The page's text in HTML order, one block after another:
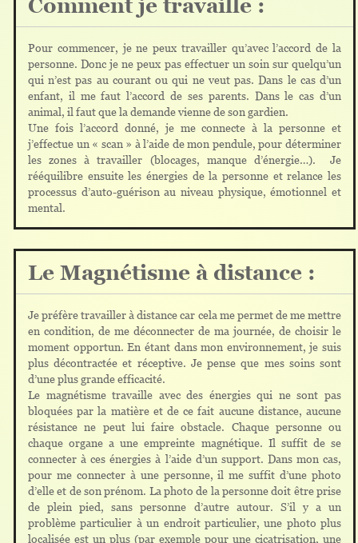
Comment je travaille :
Pour commencer, je ne peux travailler qu’avec l’accord de la
personne. Donc je ne peux pas effectuer un soin sur quelqu’un
qui n’est pas au courant ou qui ne veut pas. Dans le cas d’un
enfant, il me faut l’accord de ses parents. Dans le cas d’un
animal, il faut que la demande vienne de son gardien.
Une fois l’accord donné, je me connecte à la personne et
j’effectue un « scan » à l’aide de mon pendule, pour déterminer
les zones à travailler (blocages, manque d’énergie…). Je
rééquilibre ensuite les énergies de la personne et relance les
processus d’auto-guérison au niveau physique, émotionnel et
mental.
Le Magnétisme à distance :
Je préfère travailler à distance car cela me permet de me mettre
en condition, de me déconnecter de ma journée, de choisir le
moment opportun. En étant dans mon environnement, je suis
plus décontractée et réceptive. Je pense que mes soins sont
d’une plus grande efficacité.
Le magnétisme travaille avec des énergies qui ne sont pas
bloquées par la matière et de ce fait aucune distance, aucune
résistance ne peut lui faire obstacle. Chaque personne ou
chaque organe a une empreinte magnétique. Il suffit de se
connecter à ces énergies à l’aide d’un support. Dans mon cas,
pour me connecter à une personne, il me suffit d’une photo
d’elle et de son prénom. La photo de la personne doit être prise
de plein pied, sans personne d’autre autour. S’il y a un
problème particulier à un endroit particulier, une photo plus
localisée est un plus (par exemple pour une cicatrisation, une